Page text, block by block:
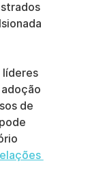
líderes
de